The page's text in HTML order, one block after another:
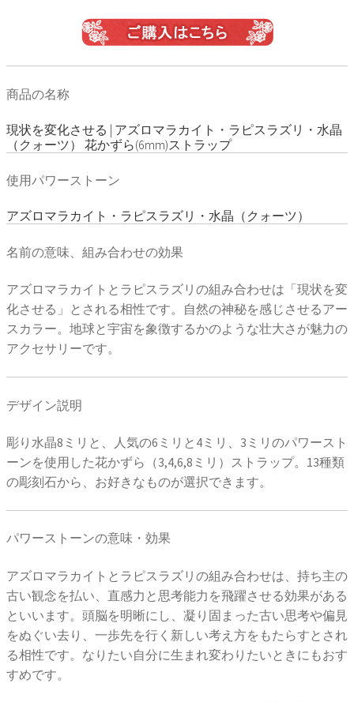
商品の名称
現状を変化させる | アズロマラカイト・ラピスラズリ・水晶
（クォーツ） 花かずら(6mm)ストラップ
使用パワーストーン
アズロマラカイト・ラピスラズリ・水晶（クォーツ）
名前の意味、組み合わせの効果
アズロマラカイトとラピスラズリの組み合わせは「現状を変
化させる」とされる相性です。自然の神秘を感じさせるアー
スカラー。地球と宇宙を象徴するかのような壮大さが魅力の
アクセサリーです。
デザイン説明
彫り水晶8ミリと、人気の6ミリと4ミリ、3ミリのパワースト
ーンを使用した花かずら（3,4,6,8ミリ）ストラップ。13種類
の彫刻石から、お好きなものが選択できます。
パワーストーンの意味・効果
アズロマラカイトとラピスラズリの組み合わせは、持ち主の
古い観念を払い、直感力と思考能力を飛躍させる効果がある
といいます。頭脳を明晰にし、凝り固まった古い思考や偏見
をぬぐい去り、一歩先を行く新しい考え方をもたらすとされ
る相性です。なりたい自分に生まれ変わりたいときにもおす
すめです。